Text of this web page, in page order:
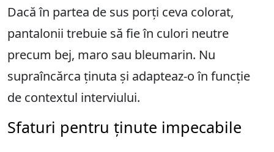
Dacă în partea de sus porți ceva colorat,
pantalonii trebuie să fie în culori neutre
precum bej, maro sau bleumarin. Nu
supraîncărca ținuta și adapteaz-o în funcție
de contextul interviului.
Sfaturi pentru ținute impecabile